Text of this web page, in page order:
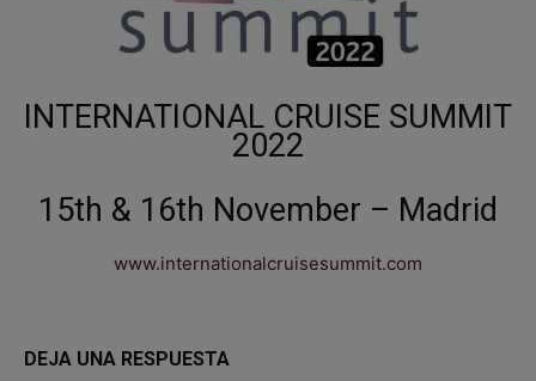
INTERNATIONAL CRUISE SUMMIT
2022
15th & 16th November – Madrid
www.internationalcruisesummit.com
DEJA UNA RESPUESTA